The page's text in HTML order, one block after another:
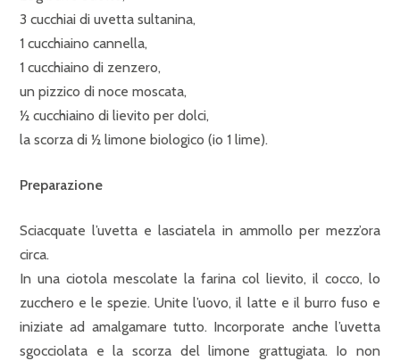
3 cucchiai di uvetta sultanina,
1 cucchiaino cannella,
1 cucchiaino di zenzero,
un pizzico di noce moscata,
½ cucchiaino di lievito per dolci,
la scorza di ½ limone biologico (io 1 lime).
Preparazione
Sciacquate l’uvetta e lasciatela in ammollo per mezz’ora
circa.
In una ciotola mescolate la farina col lievito, il cocco, lo
zucchero e le spezie. Unite l’uovo, il latte e il burro fuso e
iniziate ad amalgamare tutto. Incorporate anche l’uvetta
sgocciolata e la scorza del limone grattugiata. Io non